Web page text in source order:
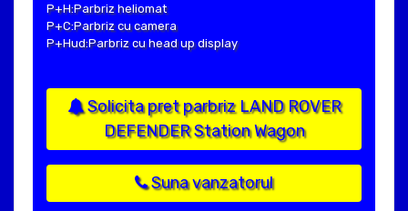
P+H:Parbriz heliomat
P+C:Parbriz cu camera
P+Hud:Parbriz cu head up display
Solicita pret parbriz LAND ROVER
DEFENDER Station Wagon
Suna vanzatorul